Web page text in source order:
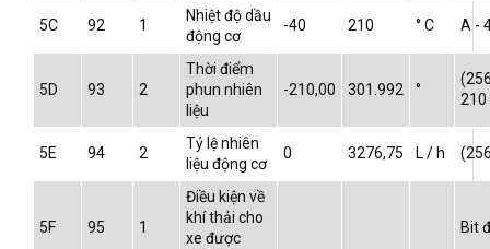
5C 92 1
Nhiệt độ dầu
động cơ
-40 210 ° C A -
5D 93 2
Thời điểm
phun nhiên
liệu
-210,00 301.992 °
210
5E 94 2
Tỷ lệ nhiên
liệu động cơ
0 3276,75 L / h
5F 95 1
Điều kiện về
khí thải cho
xe được
Bit